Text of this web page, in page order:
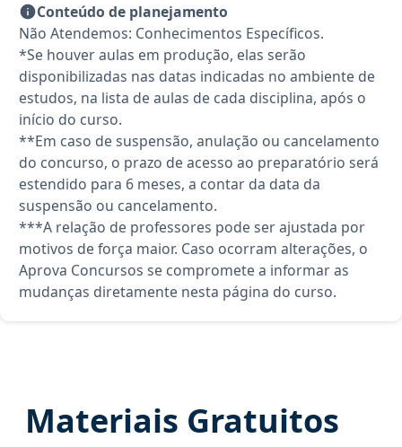
Conteúdo de planejamento
Não Atendemos: Conhecimentos Específicos.
*Se houver aulas em produção, elas serão
disponibilizadas nas datas indicadas no ambiente de
estudos, na lista de aulas de cada disciplina, após o
início do curso.
**Em caso de suspensão, anulação ou cancelamento
do concurso, o prazo de acesso ao preparatório será
estendido para 6 meses, a contar da data da
suspensão ou cancelamento.
***A relação de professores pode ser ajustada por
motivos de força maior. Caso ocorram alterações, o
Aprova Concursos se compromete a informar as
mudanças diretamente nesta página do curso.
Materiais Gratuitos